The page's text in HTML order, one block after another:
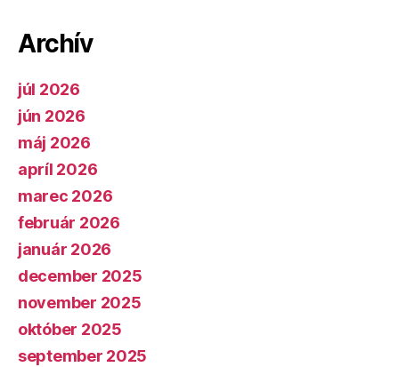
Archív
júl 2026
jún 2026
máj 2026
apríl 2026
marec 2026
február 2026
január 2026
december 2025
november 2025
október 2025
september 2025